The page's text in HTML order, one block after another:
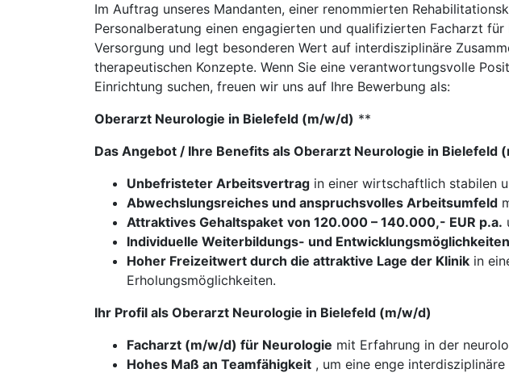
Im Auftrag unseres Mandanten, einer renommierten
Personalberatung einen engagierten und qualifizierten Facharzt
Versorgung und legt besonderen Wert auf interdisziplinäre
therapeutischen Konzepte. Wenn Sie eine verantwortungsvolle
Einrichtung suchen, freuen wir uns auf Ihre Bewerbung als:
Oberarzt Neurologie in Bielefeld (m/w/d) **
Das Angebot / Ihre Benefits als Oberarzt Neurologie in Bielefeld
Unbefristeter Arbeitsvertrag in einer wirtschaftlich stabilen
Abwechslungsreiches und anspruchsvolles Arbeitsumfeld
Attraktives Gehaltspaket von 120.000 – 140.000,- EUR p.a.
Individuelle Weiterbildungs- und Entwicklungsmöglichkeiten
Hoher Freizeitwert durch die attraktive Lage der Klinik in
Erholungsmöglichkeiten.
Ihr Profil als Oberarzt Neurologie in Bielefeld (m/w/d)
Facharzt (m/w/d) für Neurologie mit Erfahrung in der
Hohes Maß an Teamfähigkeit , um eine enge